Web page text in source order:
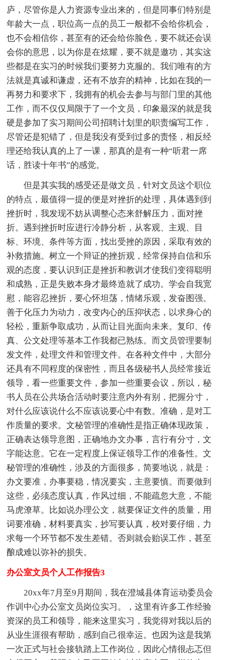
庐，尽管你是人力资源专业出来的，但是同事们特别是
年龄大一点，职位高一点的员工一般都不会给你机会，
也不会相信你，甚至有的还会给你脸色，要不就还会误
会你的意思，以为你是在炫耀，要不就是邀功，其实这
些都是在实习的时候我们要努力克服的。我们唯有的方
法就是真诚和谦虚，还有不放弃的精神，比如在我的一
再努力和要求下，我拥有的机会去参与与部门里的其他
工作，而不仅仅局限于了一个文员，印象最深的就是我
硬是参加了实习期间公司招聘计划里的职责编写工作，
尽管还是犯错了，但是我没有受到过多的责怪，相反经
理还给我认真的上了一课，那真的是有一种“听君一席
话，胜读十年书”的感觉。
但是其实我的感受还是做文员，针对文员这个职位
的特点，最值得一提的便是对挫折的处理，具体遇到到
挫折时，我发现不妨从调整心态来舒解压力，面对挫
折。遇到挫折时应进行冷静分析，从客观、主观、目
标、环境、条件等方面，找出受挫的原因，采取有效的
补救措施。树立一个辩证的挫折观，经常保持自信和乐
观的态度，要认识到正是挫折和教训才使我们变得聪明
和成熟，正是失败本身才最终造就了成功。学会自我宽
慰，能容忍挫折，要心怀坦荡，情绪乐观，发奋图强。
善于化压力为动力，改变内心的压抑状态，以求身心的
轻松，重新争取成功，从而让目光面向未来。复印、传
真、公文处理等基本工作我都已熟练。而文员管理要制
发文件，处理文件和管理文件。在各种文件中，大部分
还具有不同程度的保密性，而且各级秘书人员经常接近
领导，看一些重要文件，参加一些重要会议，所以，秘
书人员在公共场合活动时要注意内外有别，把握分寸，
对什么应该说什么不应该说要心中有数。准确，是对工
作质量的要求。文秘管理的准确性是指正确体现政策，
正确表达领导意图，正确地办文办事，言行有分寸，文
字能达意。它在一定程度上保证领导工作的准备性。文
秘管理的准确性，涉及的方面很多，简要地说，就是：
办文要准，办事要稳，情况要实，主意要慎。而要做到
这些，必须态度认真，作风过细，不能疏忽大意，不能
马虎潦草。比如说办理公文，就要保证文件的质量，用
词要准确，材料要真实，抄写要认真，校对要仔细，力
求每一个环节都不发生差错。否则就会贻误工作，甚至
酿成难以弥补的损失。
办公室文员个人工作报告3
20xx年7月至9月期间，我在澄城县体育运动委员会
作训中心办公室文员岗位实习。，这里有许多工作经验
资深的员工和领导，能来这里实习，我觉得对我以后的
从业生涯很有帮助，感到自己很幸运。也因为这是我第
一次正式与社会接轨踏上工作岗位，因此心情很忐忑但